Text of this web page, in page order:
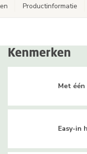
Productinformatie
Kenmerken
Met één
Easy-in